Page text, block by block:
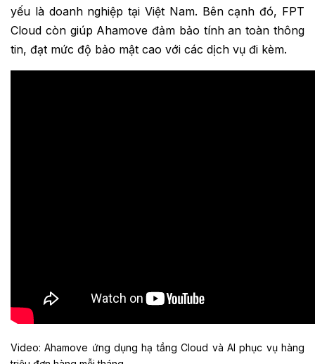
yếu là doanh nghiệp tại Việt Nam. Bên cạnh đó, FPT
Cloud còn giúp Ahamove đảm bảo tính an toàn thông
tin, đạt mức độ bảo mật cao với các dịch vụ đi kèm.
Video: Ahamove ứng dụng hạ tầng Cloud và AI phục vụ hàng